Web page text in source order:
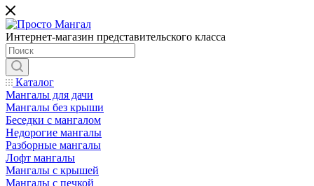
Интернет-магазин представительского класса
Каталог
Мангалы для дачи
Мангалы без крыши
Беседки с мангалом
Недорогие мангалы
Разборные мангалы
Лофт мангалы
Мангалы с крышей
Мангалы с печкой